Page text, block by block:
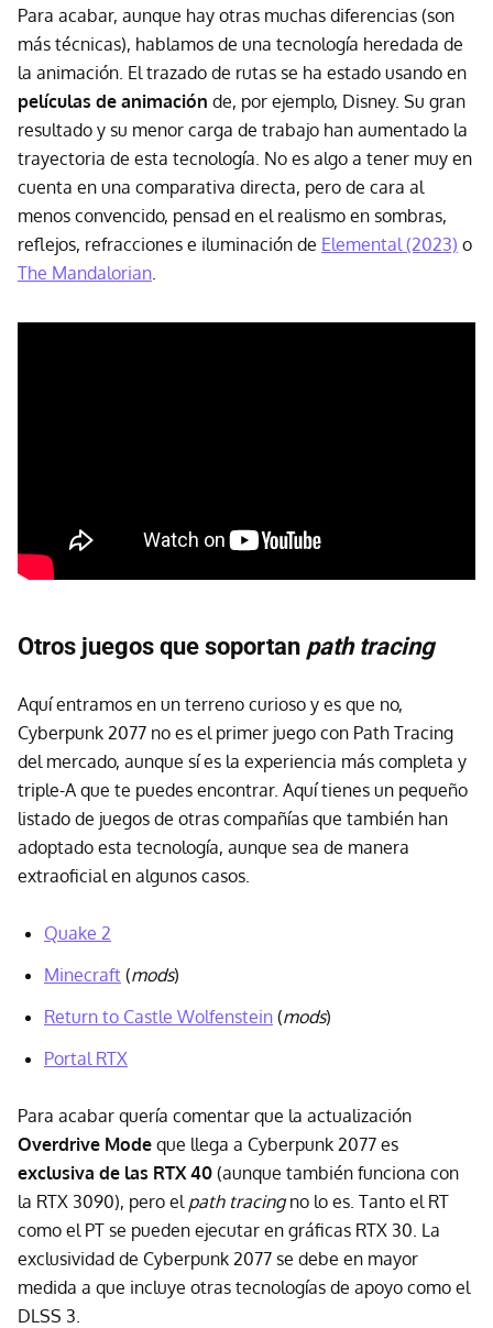
Para acabar, aunque hay otras muchas diferencias (son
más técnicas), hablamos de una tecnología heredada de
la animación. El trazado de rutas se ha estado usando en
películas de animación de, por ejemplo, Disney. Su gran
resultado y su menor carga de trabajo han aumentado la
trayectoria de esta tecnología. No es algo a tener muy en
cuenta en una comparativa directa, pero de cara al
menos convencido, pensad en el realismo en sombras,
reflejos, refracciones e iluminación de Elemental (2023) o
The Mandalorian
Otros juegos que soportan path tracing
Aquí entramos en un terreno curioso y es que no,
Cyberpunk 2077 no es el primer juego con Path Tracing
del mercado, aunque sí es la experiencia más completa y
triple-A que te puedes encontrar. Aquí tienes un pequeño
listado de juegos de otras compañías que también han
adoptado esta tecnología, aunque sea de manera
extraoficial en algunos casos.
Quake 2
Minecraft (mods)
Return to Castle Wolfenstein (mods)
Portal RTX
Para acabar quería comentar que la actualización
Overdrive Mode que llega a Cyberpunk 2077 es
exclusiva de las RTX 40 (aunque también funciona con
la RTX 3090), pero el path tracingno lo es. Tanto el RT
como el PT se pueden ejecutar en gráficas RTX 30. La
exclusividad de Cyberpunk 2077 se debe en mayor
medida a que incluye otras tecnologías de apoyo como el
DLSS 3.